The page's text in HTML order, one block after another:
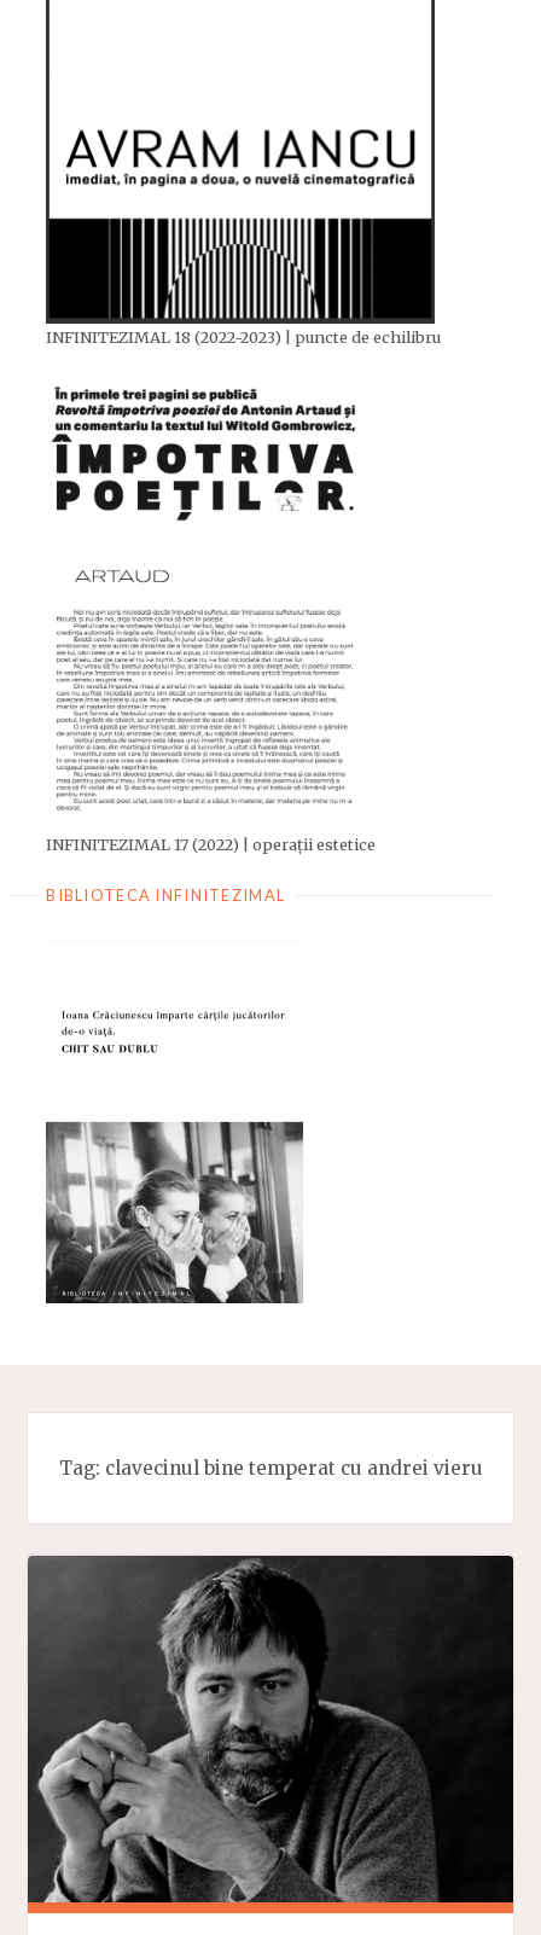
INFINITEZIMAL 18 (2022-2023) | puncte de echilibru
INFINITEZIMAL 17 (2022) | operații estetice
BIBLIOTECA INFINITEZIMAL
Tag: clavecinul bine temperat cu andrei vieru